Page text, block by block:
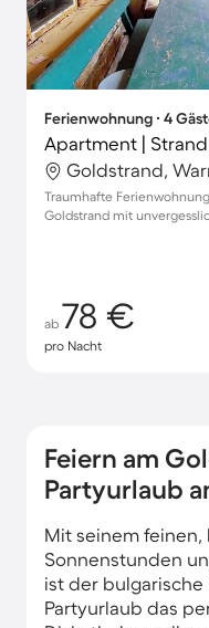
Ferienwohnung ∙ 4
Apartment |
Goldstrand,
Traumhafte
Goldstrand mit
ab 78 €
pro Nacht
Feiern am
Partyurlaub
Mit seinem feinen,
Sonnenstunden
ist der
Partyurlaub das